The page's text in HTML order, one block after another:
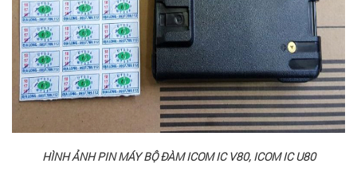
HÌNH ẢNH PIN MÁY BỘ ĐÀM ICOM IC V80, ICOM IC U80